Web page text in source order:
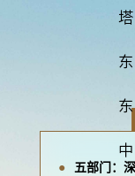
五部门：